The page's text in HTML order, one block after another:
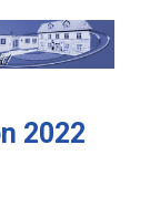
2022